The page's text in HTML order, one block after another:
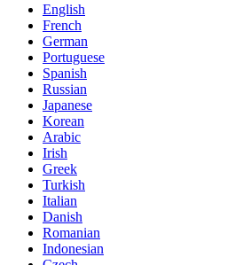
English
French
German
Portuguese
Spanish
Russian
Japanese
Korean
Arabic
Irish
Greek
Turkish
Italian
Danish
Romanian
Indonesian